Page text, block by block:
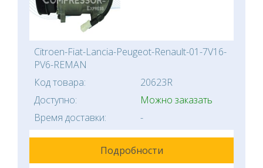
Citroen-Fiat-Lancia-Peugeot-Renault-01-7V16-
PV6-REMAN
Код товара:
20623R
Доступно:
Можно заказать
Время доставки:
-
Подробности